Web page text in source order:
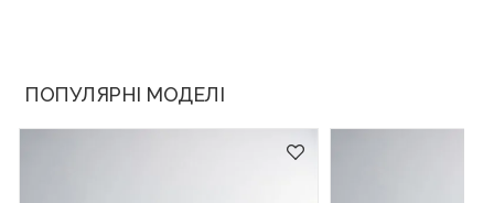
ПОПУЛЯРНІ МОДЕЛІ